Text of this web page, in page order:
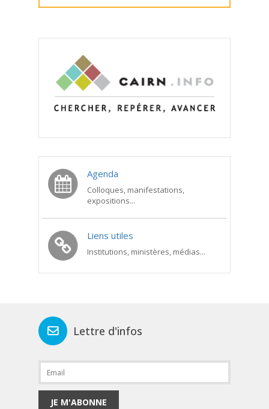
Agenda
Colloques, manifestations,
expositions...
Liens utiles
Institutions, ministères, médias...
Lettre d'infos
JE M'ABONNE